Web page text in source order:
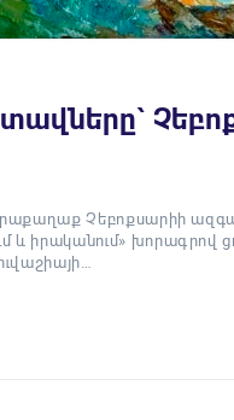
Չեբոքսարիի
իրականում» խորագրով